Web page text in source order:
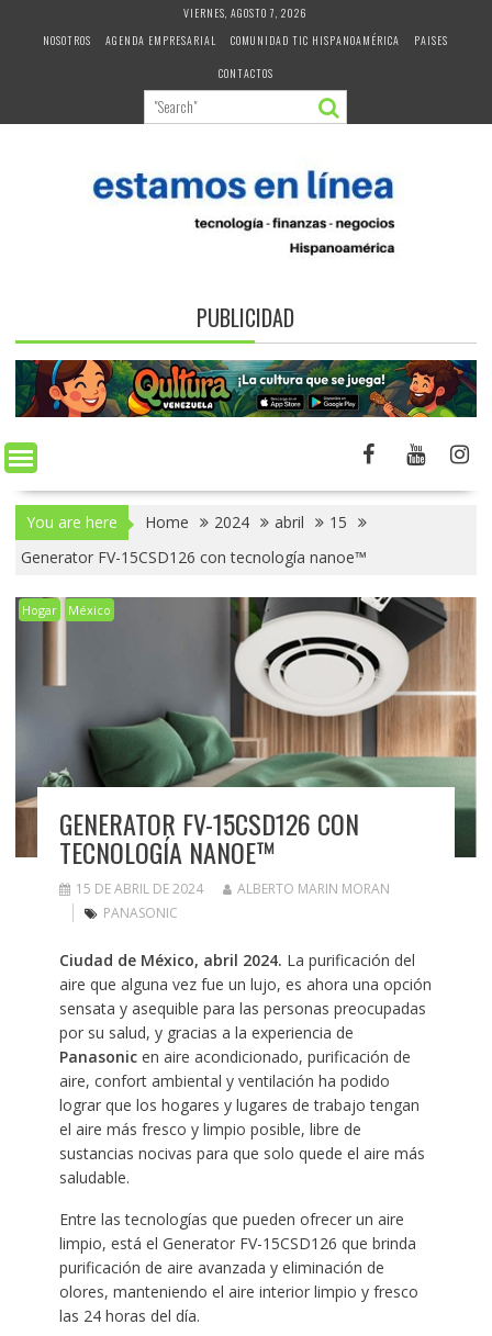
VIERNES, AGOSTO 7, 2026
NOSOTROS
AGENDA EMPRESARIAL COMUNIDAD TIC HISPANOAMÉRICA
PAISES
CONTACTOS
PUBLICIDAD
You are here Home 2024 abril
15
Generator FV-15CSD126 con tecnología nanoe™
Hogar México
GENERATOR FV-15CSD126 CON
TECNOLOGÍA NANOE™
15 DE ABRIL DE 2024
ALBERTO MARIN MORAN
PANASONIC
Ciudad de México, abril 2024. La purificación del
aire que alguna vez fue un lujo, es ahora una opción
sensata y asequible para las personas preocupadas
por su salud, y gracias a la experiencia de
Panasonicen aire acondicionado, purificación de
aire, confort ambiental y ventilación ha podido
lograr que los hogares y lugares de trabajo tengan
el aire más fresco y limpio posible, libre de
sustancias nocivas para que solo quede el aire más
saludable.
Entre las tecnologías que pueden ofrecer un aire
limpio, está el Generator FV-15CSD126 que brinda
purificación de aire avanzada y eliminación de
olores, manteniendo el aire interior limpio y fresco
las 24 horas del día.